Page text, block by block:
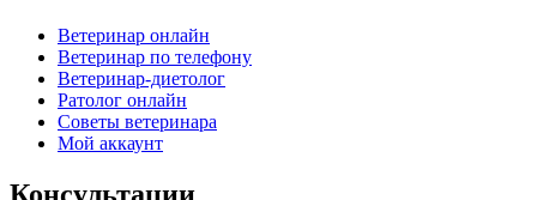
Ветеринар онлайн
Ветеринар по телефону
Ветеринар-диетолог
Ратолог онлайн
Советы ветеринара
Мой аккаунт